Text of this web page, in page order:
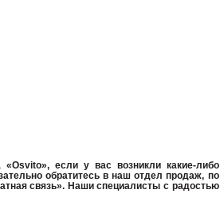
если у вас возникли какие-либо
обратитесь в наш отдел продаж, по
связь». Наши специалисты с радостью